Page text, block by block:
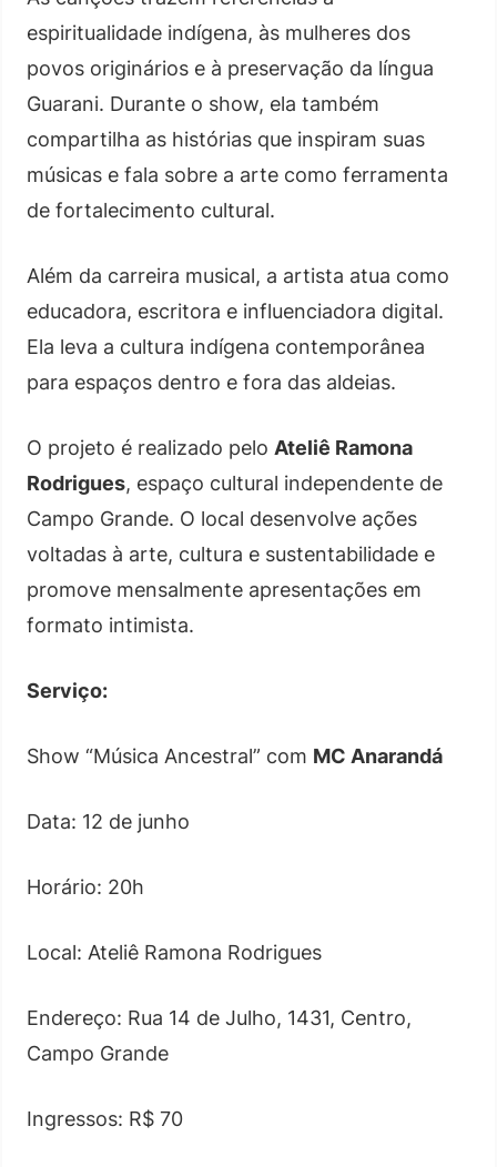
espiritualidade indígena, às mulheres dos
povos originários e à preservação da língua
Guarani. Durante o show, ela também
compartilha as histórias que inspiram suas
músicas e fala sobre a arte como ferramenta
de fortalecimento cultural.
Além da carreira musical, a artista atua como
educadora, escritora e influenciadora digital.
Ela leva a cultura indígena contemporânea
para espaços dentro e fora das aldeias.
O projeto é realizado pelo Ateliê Ramona
Rodrigues, espaço cultural independente de
Campo Grande. O local desenvolve ações
voltadas à arte, cultura e sustentabilidade e
promove mensalmente apresentações em
formato intimista.
Serviço:
Show “Música Ancestral” com MC Anarandá
Data: 12 de junho
Horário: 20h
Local: Ateliê Ramona Rodrigues
Endereço: Rua 14 de Julho, 1431, Centro,
Campo Grande
Ingressos: R$ 70